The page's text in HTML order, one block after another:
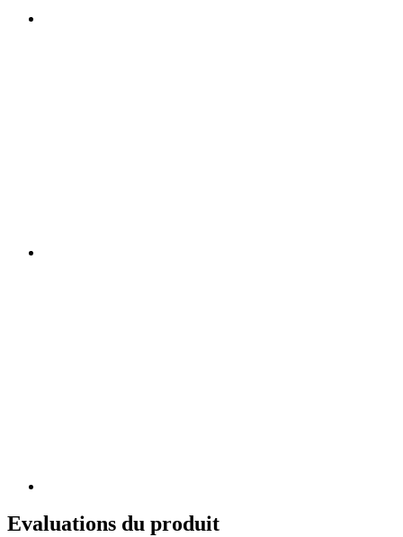
Evaluations du produit